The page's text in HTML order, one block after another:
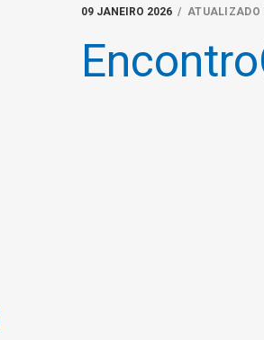
09 JANEIRO 2026 / ATUALIZADO